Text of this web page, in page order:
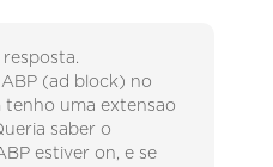
resposta.
(ad block) no
tenho uma extensao
saber o
estiver on, e se